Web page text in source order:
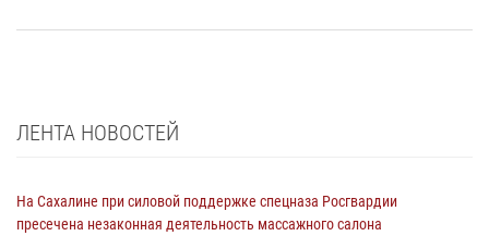
ЛЕНТА НОВОСТЕЙ
На Сахалине при силовой поддержке спецназа Росгвардии
пресечена незаконная деятельность массажного салона